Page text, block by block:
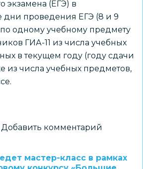
экзамена (ЕГЭ) в
дни проведения ЕГЭ (8 и 9
одному учебному предмету
ГИА-11 из числа учебных
в текущем году (году сдачи
из числа учебных предметов,
Добавить комментарий
мастер-класс в рамках